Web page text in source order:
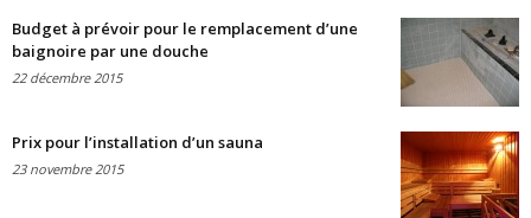
Budget à prévoir pour le remplacement d’une
baignoire par une douche
22 décembre 2015
Prix pour l’installation d’un sauna
23 novembre 2015